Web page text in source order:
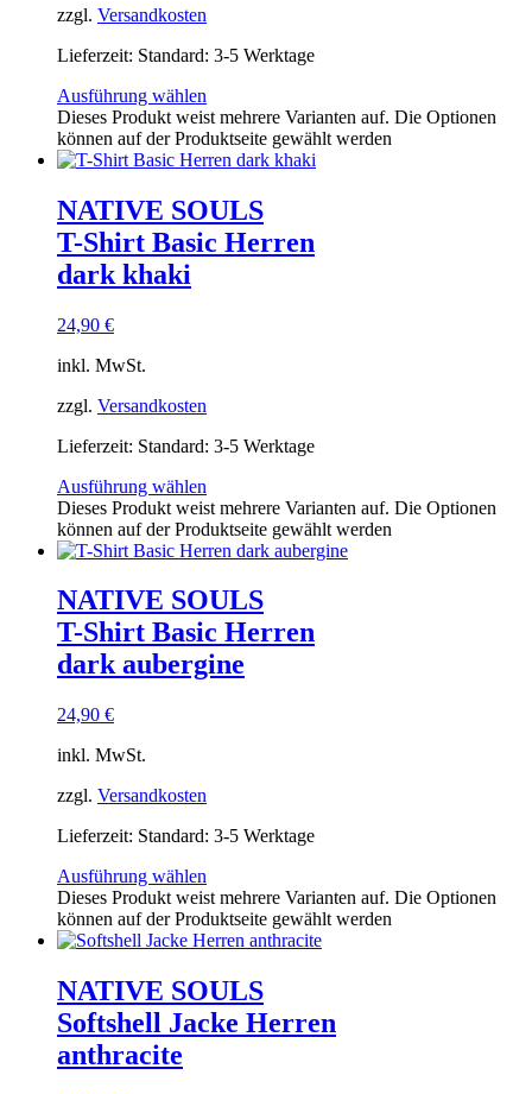
zzgl. Versandkosten
Lieferzeit: Standard: 3-5 Werktage
Ausführung wählen
Dieses Produkt weist mehrere Varianten auf. Die Optionen
können auf der Produktseite gewählt werden
NATIVE SOULS
T-Shirt Basic Herren
dark khaki
24,90 €
inkl. MwSt.
zzgl. Versandkosten
Lieferzeit: Standard: 3-5 Werktage
Ausführung wählen
Dieses Produkt weist mehrere Varianten auf. Die Optionen
können auf der Produktseite gewählt werden
NATIVE SOULS
T-Shirt Basic Herren
dark aubergine
24,90 €
inkl. MwSt.
zzgl. Versandkosten
Lieferzeit: Standard: 3-5 Werktage
Ausführung wählen
Dieses Produkt weist mehrere Varianten auf. Die Optionen
können auf der Produktseite gewählt werden
NATIVE SOULS
Softshell Jacke Herren
anthracite